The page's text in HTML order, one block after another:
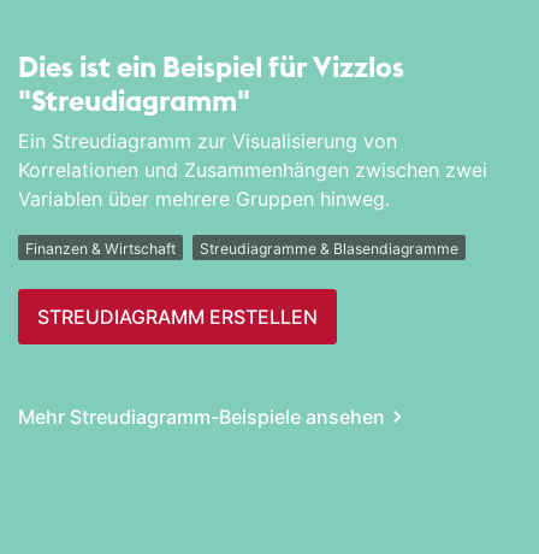
Dies ist ein Beispiel für Vizzlos
"Streu­diagramm"
Ein Streudiagramm zur Visualisierung von
Korrelationen und Zusammenhängen zwischen zwei
Variablen über mehrere Gruppen hinweg.
Finanzen & Wirtschaft Streudiagramme & Blasendiagramme
STREU­DIAGRAMM ERSTELLEN
Mehr Streu­diagramm-Beispiele ansehen